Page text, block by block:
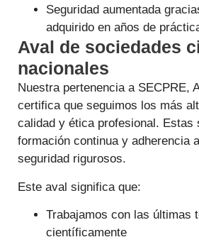
Seguridad aumentada
adquirido en años de
Aval de sociedades
nacionales
Nuestra pertenencia a SECPRE,
certifica que seguimos los más
calidad y ética profesional. Estas
formación continua y adherencia
seguridad rigurosos.
Este aval significa que:
Trabajamos con las últimas
científicamente